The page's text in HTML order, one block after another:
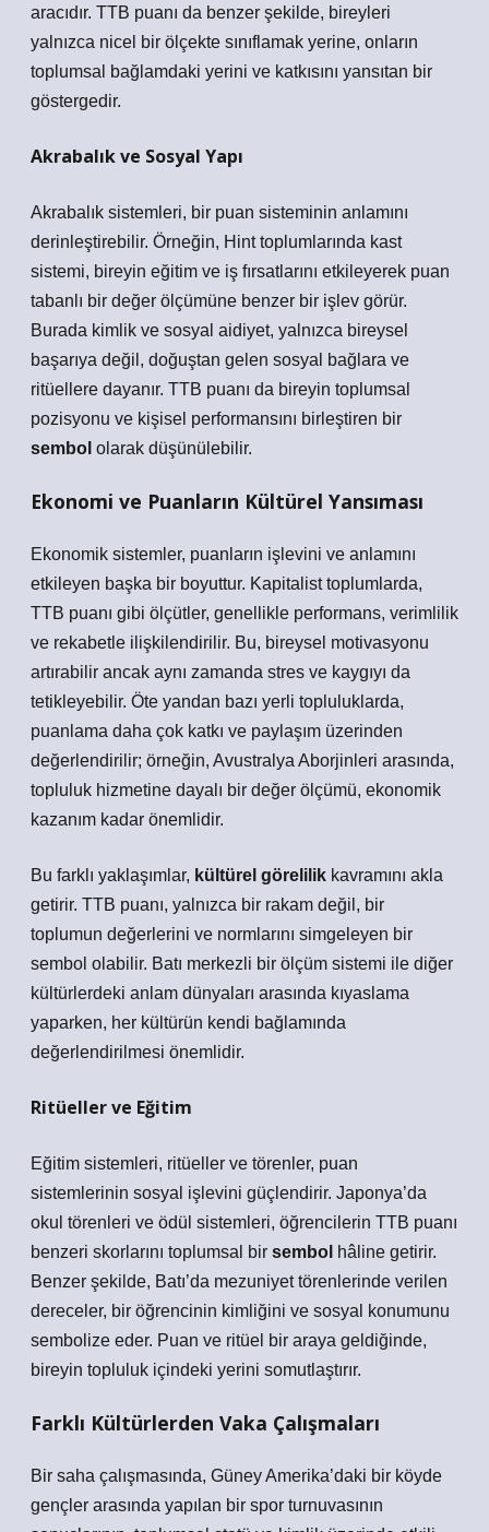
aracıdır. TTB puanı da benzer şekilde, bireyleri
yalnızca nicel bir ölçekte sınıflamak yerine, onların
toplumsal bağlamdaki yerini ve katkısını yansıtan bir
göstergedir.
Akrabalık ve Sosyal Yapı
Akrabalık sistemleri, bir puan sisteminin anlamını
derinleştirebilir. Örneğin, Hint toplumlarında kast
sistemi, bireyin eğitim ve iş fırsatlarını etkileyerek puan
tabanlı bir değer ölçümüne benzer bir işlev görür.
Burada kimlik ve sosyal aidiyet, yalnızca bireysel
başarıya değil, doğuştan gelen sosyal bağlara ve
ritüellere dayanır. TTB puanı da bireyin toplumsal
pozisyonu ve kişisel performansını birleştiren bir
sembol olarak düşünülebilir.
Ekonomi ve Puanların Kültürel Yansıması
Ekonomik sistemler, puanların işlevini ve anlamını
etkileyen başka bir boyuttur. Kapitalist toplumlarda,
TTB puanı gibi ölçütler, genellikle performans, verimlilik
ve rekabetle ilişkilendirilir. Bu, bireysel motivasyonu
artırabilir ancak aynı zamanda stres ve kaygıyı da
tetikleyebilir. Öte yandan bazı yerli topluluklarda,
puanlama daha çok katkı ve paylaşım üzerinden
değerlendirilir; örneğin, Avustralya Aborjinleri arasında,
topluluk hizmetine dayalı bir değer ölçümü, ekonomik
kazanım kadar önemlidir.
Bu farklı yaklaşımlar, kültürel görelilik kavramını akla
getirir. TTB puanı, yalnızca bir rakam değil, bir
toplumun değerlerini ve normlarını simgeleyen bir
sembol olabilir. Batı merkezli bir ölçüm sistemi ile diğer
kültürlerdeki anlam dünyaları arasında kıyaslama
yaparken, her kültürün kendi bağlamında
değerlendirilmesi önemlidir.
Ritüeller ve Eğitim
Eğitim sistemleri, ritüeller ve törenler, puan
sistemlerinin sosyal işlevini güçlendirir. Japonya’da
okul törenleri ve ödül sistemleri, öğrencilerin TTB puanı
benzeri skorlarını toplumsal bir sembol hâline getirir.
Benzer şekilde, Batı’da mezuniyet törenlerinde verilen
dereceler, bir öğrencinin kimliğini ve sosyal konumunu
sembolize eder. Puan ve ritüel bir araya geldiğinde,
bireyin topluluk içindeki yerini somutlaştırır.
Farklı Kültürlerden Vaka Çalışmaları
Bir saha çalışmasında, Güney Amerika’daki bir köyde
gençler arasında yapılan bir spor turnuvasının